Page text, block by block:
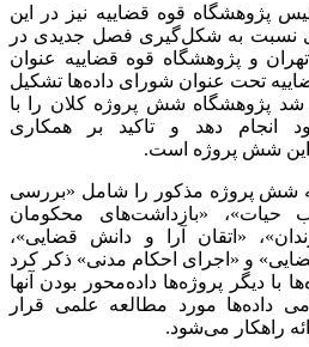
پژوهشگاه قوه قضاییه نیز در این
نسبت به شکل‌گیری فصل جدیدی در
و پژوهشگاه قوه قضاییه عنوان
تحت عنوان شورای داده‌ها تشکیل
پژوهشگاه شش پروژه کلان را با
انجام دهد و تاکید بر همکاری
این شش پروژه است.
شش پروژه مذکور را شامل «بررسی
حیات»، «بازداشت‌های محکومان
«اتقان آرا و دانش قضایی»،
و «اجرای احکام مدنی» ذکر کرد
با دیگر پروژه‌ها داده‌محور بودن آنها
داده‌ها مورد مطالعه علمی قرار
راهکار می‌شود.